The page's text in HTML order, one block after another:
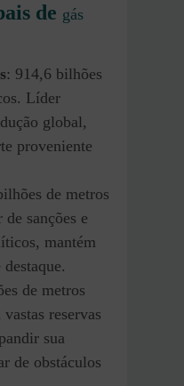
de gás
: 914,6 bilhões
Líder
global,
proveniente
de metros
sanções e
mantém
de metros
reservas
sua
de obstáculos